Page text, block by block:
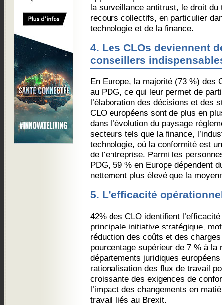
la surveillance antitrust, le droit du
recours collectifs, en particulier
technologie et de la finance.
4. Les CLOs deviennent
conseillers
En Europe, la majorité (73 %) des
au PDG, ce qui leur permet de
l’élaboration des décisions et des
CLO européens sont de plus en
dans l’évolution du paysage
secteurs tels que la finance,
technologie, où la conformité est
de l’entreprise. Parmi les
PDG, 59 % en Europe dépendent
nettement plus élevé que la
5. L’efficacité
42% des CLO identifient
principale initiative stratégique,
réduction des coûts et des
pourcentage supérieur de 7 % à la
départements juridiques
rationalisation des flux de travail
croissante des exigences de
l’impact des changements en
travail liés au Brexit.